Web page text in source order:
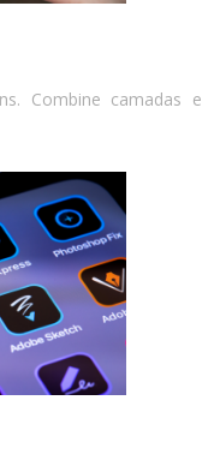
Combine camadas e